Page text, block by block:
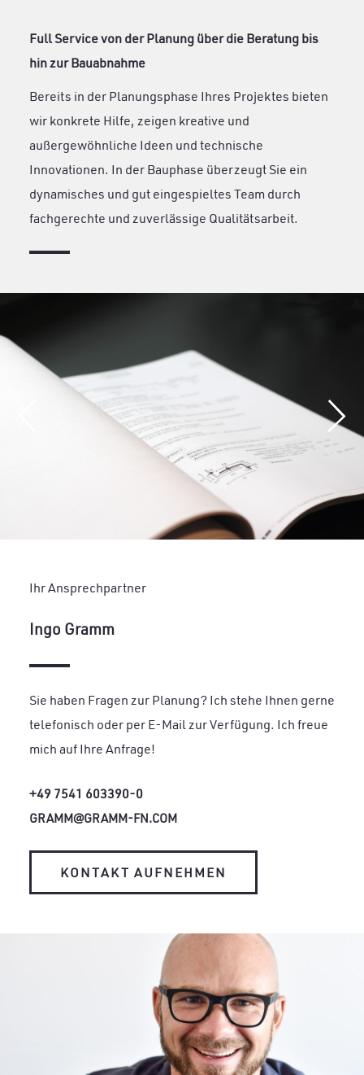
Full Service von der Planung über die Beratung bis
hin zur Bauabnahme
Bereits in der Planungsphase Ihres Projektes bieten
wir konkrete Hilfe, zeigen kreative und
außergewöhnliche Ideen und technische
Innovationen. In der Bauphase überzeugt Sie ein
dynamisches und gut eingespieltes Team durch
fachgerechte und zuverlässige Qualitätsarbeit.
Ihr Ansprechpartner
Ingo Gramm
Sie haben Fragen zur Planung? Ich stehe Ihnen gerne
telefonisch oder per E-Mail zur Verfügung. Ich freue
mich auf Ihre Anfrage!
+49 7541 603390-0
GRAMM@GRAMM-FN.COM
KONTAKT AUFNEHMEN